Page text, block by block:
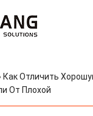
Как Отличить
От Плохой